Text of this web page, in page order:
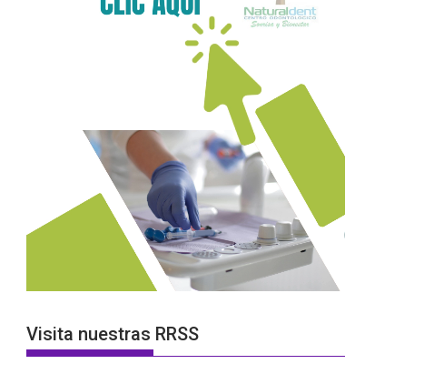
Visita nuestras RRSS